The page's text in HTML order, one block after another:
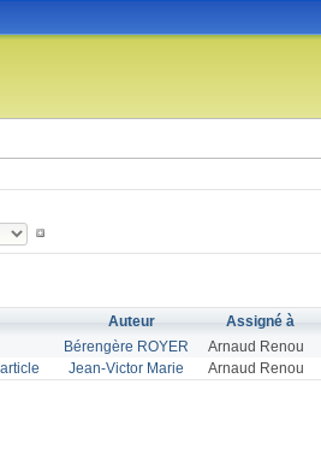
Auteur Assigné à
Bérengère ROYER Arnaud Renou
Jean-Victor Marie Arnaud Renou